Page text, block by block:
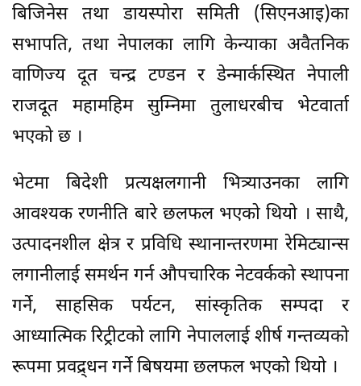
बिजिनेस तथा डायस्पोरा समिती (सिएनआइ)का
सभापति, तथा नेपालका लागि केन्याका अवैतनिक
वाणिज्य दूत चन्द्र टण्डन र डेन्मार्कस्थित नेपाली
राजदूत महामहिम सुम्निमा तुलाधरबीच भेटवार्ता
भएको छ ।
भेटमा बिदेशी प्रत्यक्षलगानी भित्र्याउनका लागि
आवश्यक रणनीति बारे छलफल भएको थियो । साथै,
उत्पादनशील क्षेत्र र प्रविधि स्थानान्तरणमा रेमिट्यान्स
लगानीलाई समर्थन गर्न औपचारिक नेटवर्कको स्थापना
गर्ने, साहसिक पर्यटन, सांस्कृतिक सम्पदा र
आध्यात्मिक रिट्रीटको लागि नेपाललाई शीर्ष गन्तव्यको
रूपमा प्रवद्र्धन गर्ने बिषयमा छलफल भएको थियो ।